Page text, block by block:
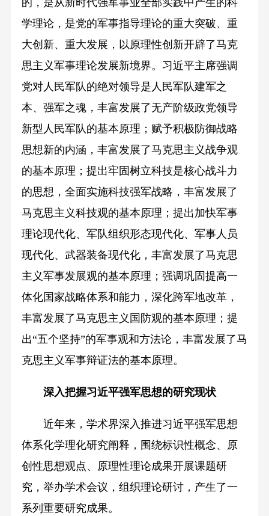
的，是从新时代强军事业全部实践中产生的科
学理论，是党的军事指导理论的重大突破、重
大创新、重大发展，以原理性创新开辟了马克
思主义军事理论发展新境界。习近平主席强调
党对人民军队的绝对领导是人民军队建军之
本、强军之魂，丰富发展了无产阶级政党领导
新型人民军队的基本原理；赋予积极防御战略
思想新的内涵，丰富发展了马克思主义战争观
的基本原理；提出牢固树立科技是核心战斗力
的思想，全面实施科技强军战略，丰富发展了
马克思主义科技观的基本原理；提出加快军事
理论现代化、军队组织形态现代化、军事人员
现代化、武器装备现代化，丰富发展了马克思
主义军事发展观的基本原理；强调巩固提高一
体化国家战略体系和能力，深化跨军地改革，
丰富发展了马克思主义国防观的基本原理；提
出“五个坚持”的军事观和方法论，丰富发展了马
克思主义军事辩证法的基本原理。
深入把握习近平强军思想的研究现状
近年来，学术界深入推进习近平强军思想
体系化学理化研究阐释，围绕标识性概念、原
创性思想观点、原理性理论成果开展课题研
究，举办学术会议，组织理论研讨，产生了一
系列重要研究成果。